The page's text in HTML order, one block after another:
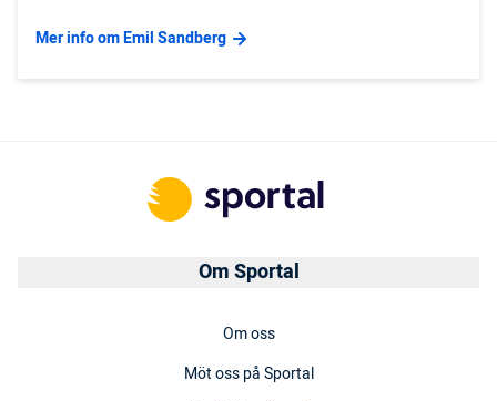
Mer info om Emil Sandberg
Om Sportal
Om oss
Möt oss på Sportal